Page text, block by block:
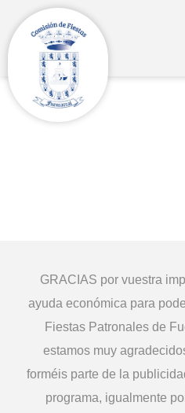
GRACIAS por vuestra
ayuda económica para
Fiestas Patronales de
estamos muy
forméis parte de la
programa, igualmente